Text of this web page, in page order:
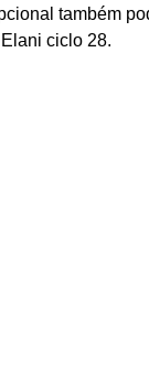
também
ciclo 28.